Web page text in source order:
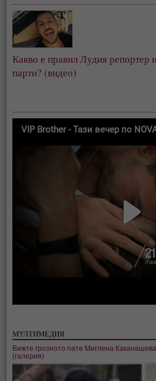
Какво е правил Лудия репортер
парти? (видео)
МУЛТИМЕДИЯ
Вижте грозното пате Миглена
(галерия)